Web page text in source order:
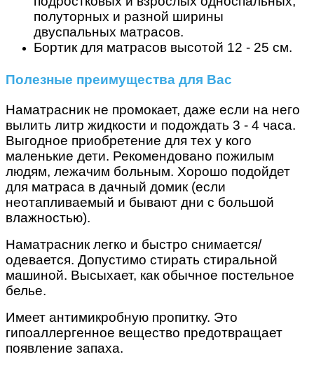
полуторных и разной ширины
двуспальных матрасов.
Бортик для матрасов высотой 12 - 25 см.
Полезные преимущества для Вас
Наматрасник не промокает, даже если на него
вылить литр жидкости и подождать 3 - 4 часа.
Выгодное приобретение для тех у кого
маленькие дети. Рекомендовано пожилым
людям, лежачим больным. Хорошо подойдет
для матраса в дачный домик (если
неотапливаемый и бывают дни с большой
влажностью).
Наматрасник легко и быстро снимается/
одевается. Допустимо стирать стиральной
машиной. Высыхает, как обычное постельное
белье.
Имеет антимикробную пропитку. Это
гипоаллергенное вещество предотвращает
появление запаха.